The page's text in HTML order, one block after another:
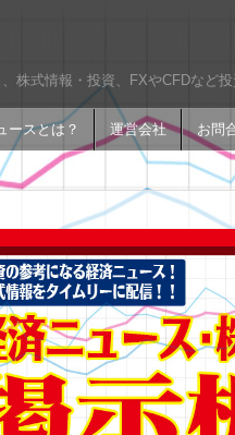
株式情報・投資、FXやCFDなど
ースとは？ 運営会社 お問